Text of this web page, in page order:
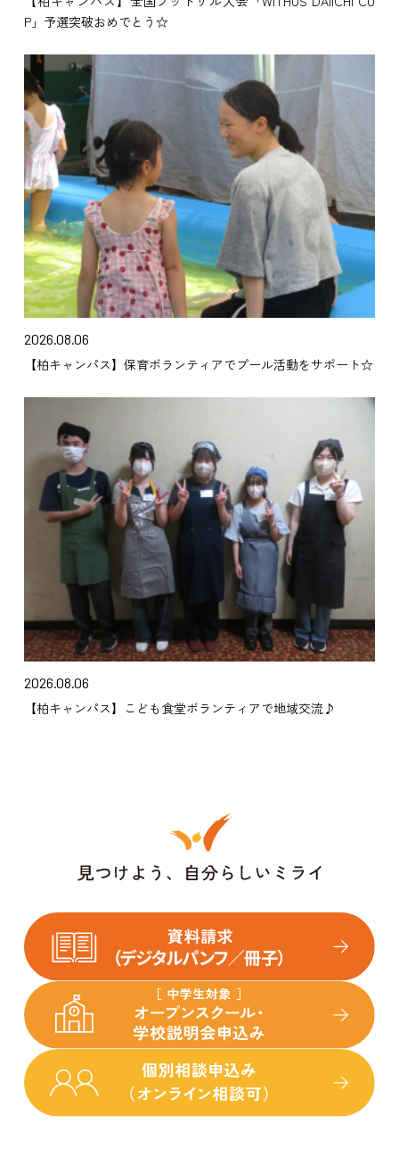
P」予選突破おめでとう☆
2026.08.06
【柏キャンパス】保育ボランティアでプール活動をサポート☆
2026.08.06
【柏キャンパス】こども食堂ボランティアで地域交流♪